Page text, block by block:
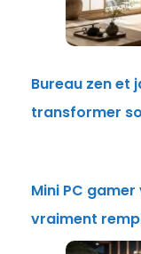
Bureau zen et
transformer
Mini PC
vraiment